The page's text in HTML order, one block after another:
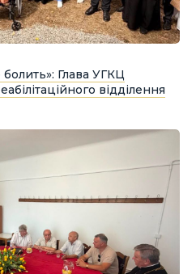
Глава УГКЦ
відділення